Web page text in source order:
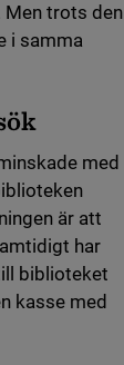
trots den
i samma
med
är att
har
biblioteket
kasse med